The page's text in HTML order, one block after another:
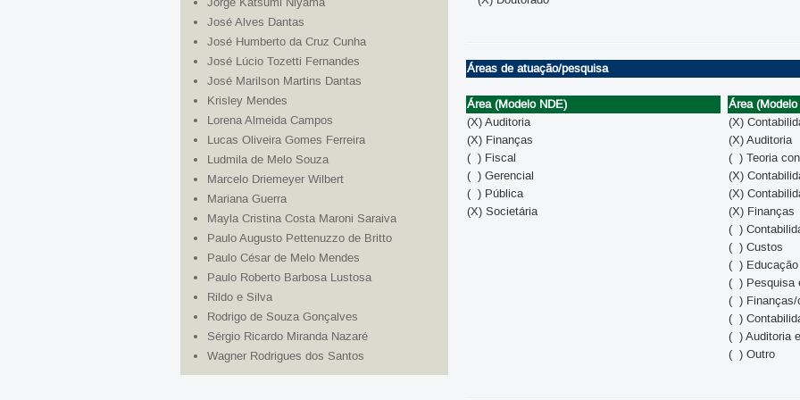
José Alves Dantas
José Humberto da Cruz Cunha
José Lúcio Tozetti Fernandes
José Marilson Martins Dantas
Krisley Mendes
Lorena Almeida Campos
Lucas Oliveira Gomes Ferreira
Ludmila de Melo Souza
Marcelo Driemeyer Wilbert
Mariana Guerra
Mayla Cristina Costa Maroni Saraiva
Paulo Augusto Pettenuzzo de Britto
Paulo César de Melo Mendes
Paulo Roberto Barbosa Lustosa
Rildo e Silva
Rodrigo de Souza Gonçalves
Sérgio Ricardo Miranda Nazaré
Wagner Rodrigues dos Santos
Áreas de atuação/pesquisa
Área (Modelo NDE)
Área
(X) Auditoria
(X)
(X) Finanças
(X) Auditoria
( ) Fiscal
( ) Teoria
( ) Gerencial
(X)
( ) Pública
(X)
(X) Societária
(X) Finanças
( )
( ) Custos
( ) Educação
( ) Pesquisa
( ) Finanças/
( )
( ) Auditoria
( ) Outro